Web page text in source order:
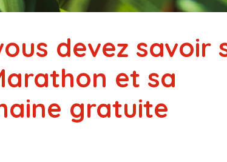
devez savoir
et sa
gratuite